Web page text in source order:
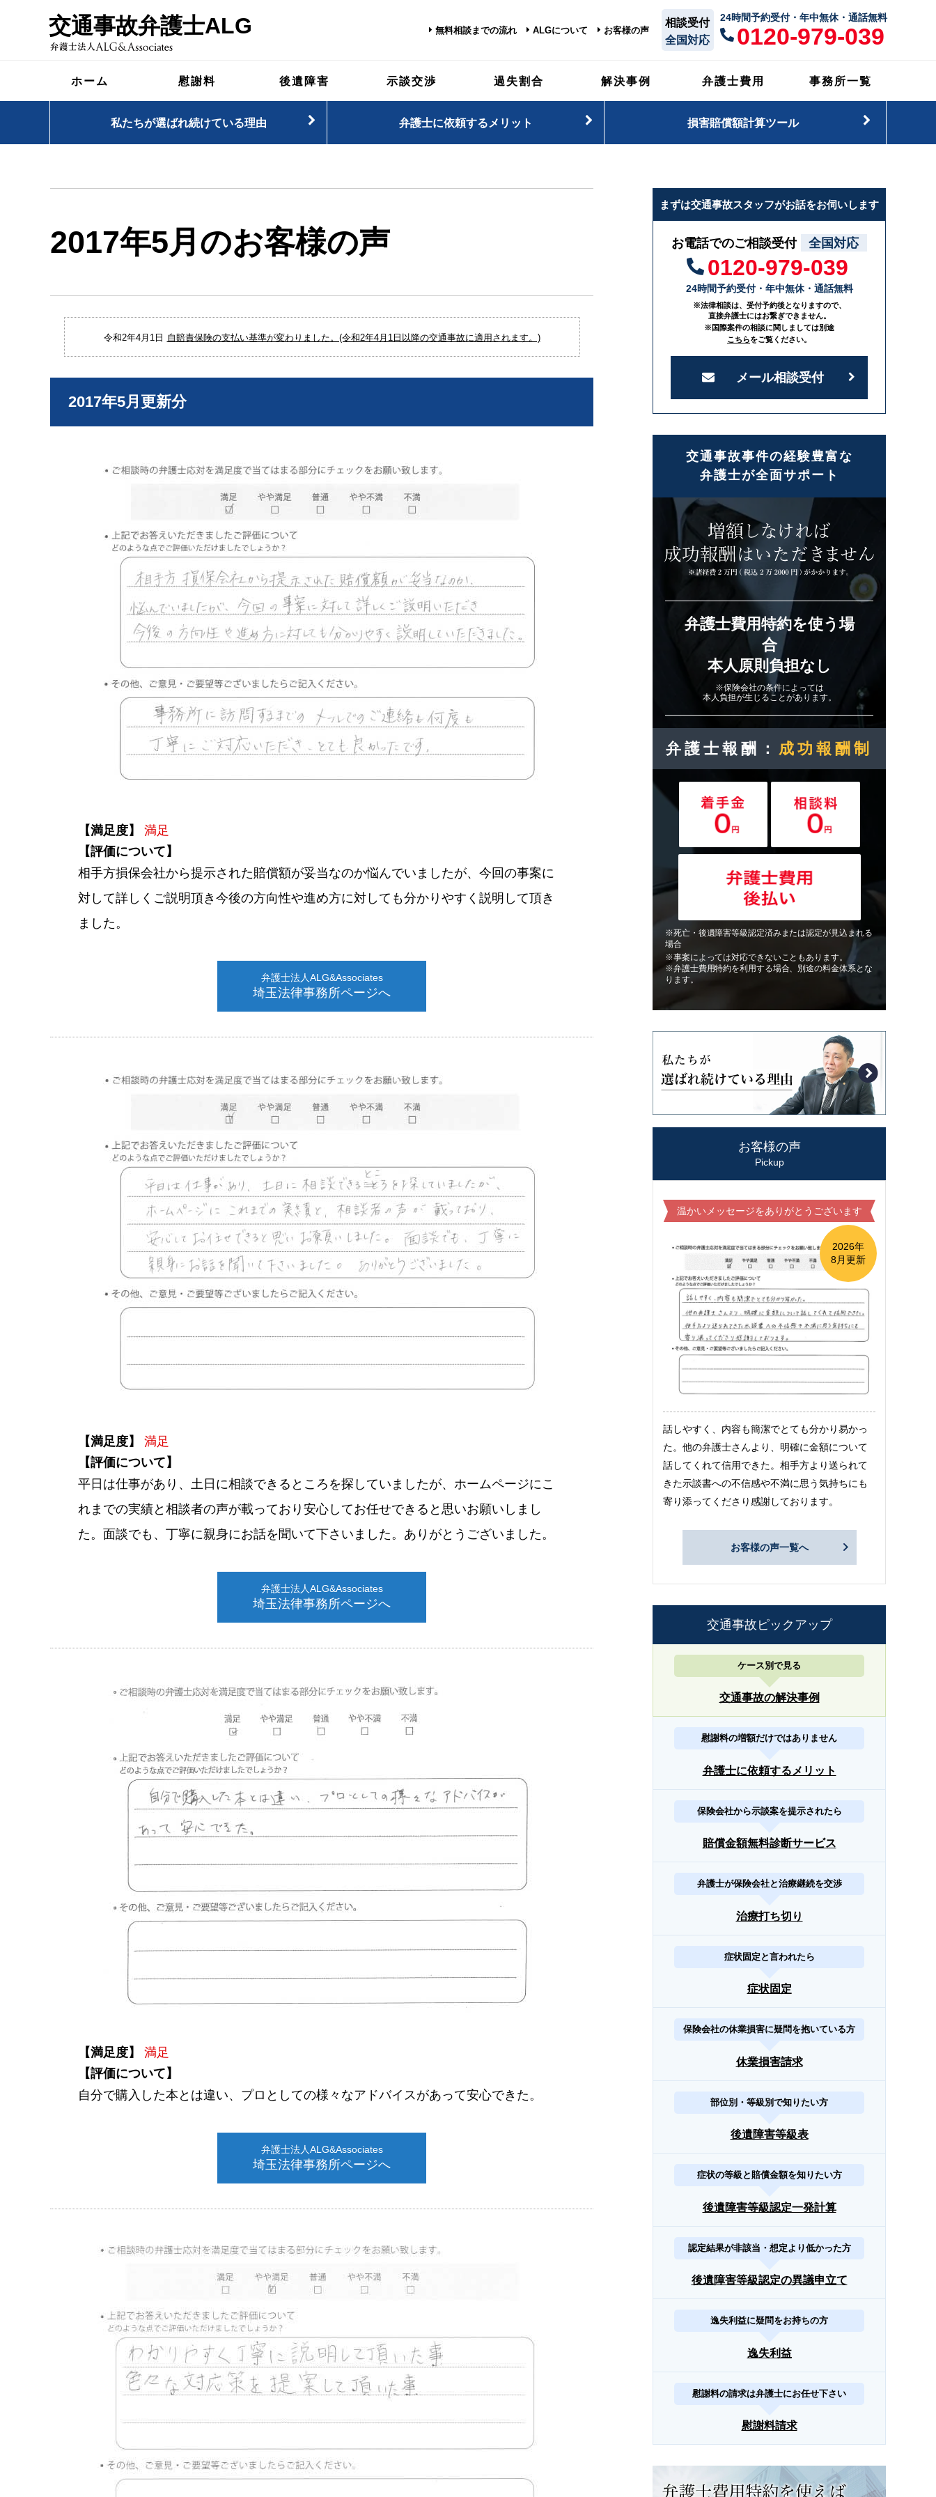
交通事故弁護士ALG 無料相談までの流れ ALGについて お客様の声
相談受付
全国対応
24時間予約受付・年中無休・通話無料
0120-979-039
ホーム 慰謝料 後遺障害 示談交渉 過失割合 解決事例 弁護士費用 事務所一覧
私たちが選ばれ続けている理由 弁護士に依頼するメリット 損害賠償額計算ツール
2017年5月のお客様の声
令和2年4月1日 自賠責保険の支払い基準が変わりました。(令和2年4月1日以降の交通事故に適用されます。)
2017年5月更新分
【満足度】
満足
【評価について】
相手方損保会社から提示された賠償額が妥当なのか悩んでいましたが、今回の事案に
対して詳しくご説明頂き今後の方向性や進め方に対しても分かりやすく説明して頂き
ました。
弁護士法人ALG&Associates
埼玉法律事務所ページへ
【満足度】
満足
【評価について】
平日は仕事があり、土日に相談できるところを探していましたが、ホームページにこ
れまでの実績と相談者の声が載っており安心してお任せできると思いお願いしまし
た。面談でも、丁寧に親身にお話を聞いて下さいました。ありがとうございました。
弁護士法人ALG&Associates
埼玉法律事務所ページへ
【満足度】
満足
【評価について】
自分で購入した本とは違い、プロとしての様々なアドバイスがあって安心できた。
弁護士法人ALG&Associates
埼玉法律事務所ページへ
まずは交通事故スタッフがお話をお伺いします
お電話でのご相談受付 全国対応
0120-979-039
24時間予約受付・年中無休・通話無料
※法律相談は、受付予約後となりますので、
直接弁護士にはお繋ぎできません。
※国際案件の相談に関しましては別途
こちらをご覧ください。
メール相談受付
交通事故事件の経験豊富な
弁護士が全面サポート
弁護士費用特約を使う場
合
本人原則負担なし
※保険会社の条件によっては
本人負担が生じることがあります。
弁護士報酬： 成功報酬制
※死亡・後遺障害等級認定済みまたは認定が見込まれる
場合
※事案によっては対応できないこともあります。
※弁護士費用特約を利用する場合、別途の料金体系とな
ります。
お客様の声
Pickup
温かいメッセージをありがとうございます
2026年
8月更新
話しやすく、内容も簡潔でとても分かり易かっ
た。他の弁護士さんより、明確に金額について
話してくれて信用できた。相手方より送られて
きた示談書への不信感や不満に思う気持ちにも
寄り添ってくださり感謝しております。
お客様の声一覧へ
交通事故ピックアップ
ケース別で見る
交通事故の解決事例
慰謝料の増額だけではありません
弁護士に依頼するメリット
保険会社から示談案を提示されたら
賠償金額無料診断サービス
弁護士が保険会社と治療継続を交渉
治療打ち切り
症状固定と言われたら
症状固定
保険会社の休業損害に疑問を抱いている方
休業損害請求
部位別・等級別で知りたい方
後遺障害等級表
症状の等級と賠償金額を知りたい方
後遺障害等級認定一発計算
認定結果が非該当・想定より低かった方
後遺障害等級認定の異議申立て
逸失利益に疑問をお持ちの方
逸失利益
慰謝料の請求は弁護士にお任せ下さい
慰謝料請求